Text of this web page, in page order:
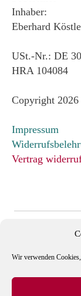
Wir verwenden
Inhaber:
Eberhard
USt.-Nr.: DE
HRA 104084
Copyright 2026
Impressum
Vertrag